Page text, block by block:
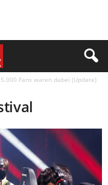
Fans waren dabei (Update)